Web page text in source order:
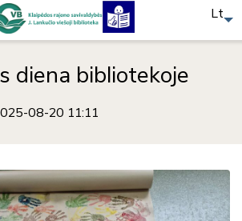
diena bibliotekoje
08-20 11:11
Lt